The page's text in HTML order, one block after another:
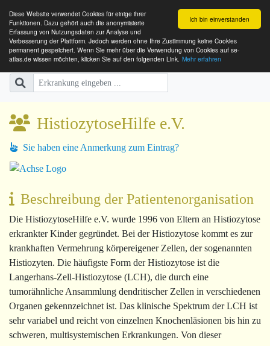
Ich bin einverstanden
Diese Website verwendet Cookies für einige ihrer
Funktionen. Dazu gehört auch die anonymisierte
Erfassung von Nutzungsdaten zur Analyse und
Verbesserung der Plattform. Jedoch werden ohne Ihre Zustimmung keine Cookies
permanent gespeichert. Wenn Sie mehr über die Verwendung von Cookies auf se-
atlas.de wissen möchten, klicken Sie auf den folgenden Link. Mehr erfahren
SE-ATLAS
Versorgungsatlas für Menschen
HistiozytoseHilfe e.V.
Sie haben eine Anmerkung zum Eintrag?
Beschreibung der Patientenorganisation
Die HistiozytoseHilfe e.V. wurde 1996 von Eltern an Histiozytose
erkrankter Kinder gegründet. Bei der Histiozytose kommt es zur
krankhaften Vermehrung körpereigener Zellen, der sogenannten
Histiozyten. Die häufigste Form der Histiozytose ist die
Langerhans-Zell-Histiozytose (LCH), die durch eine
tumorähnliche Ansammlung dendritischer Zellen in verschiedenen
Organen gekennzeichnet ist. Das klinische Spektrum der LCH ist
sehr variabel und reicht von einzelnen Knochenläsionen bis hin zu
schweren, multisystemischen Erkrankungen. Von dieser